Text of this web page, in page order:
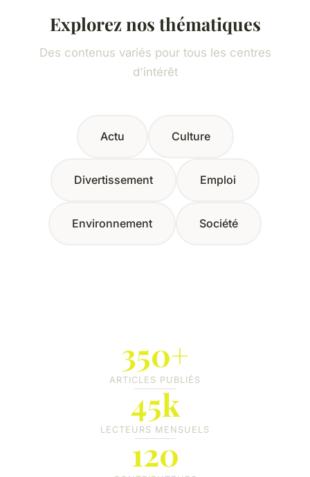
Explorez nos thématiques
Des contenus variés pour tous les centres
d'intérêt
Actu Culture
Divertissement Emploi
Environnement Société
350+
ARTICLES PUBLIÉS
45k
LECTEURS MENSUELS
120